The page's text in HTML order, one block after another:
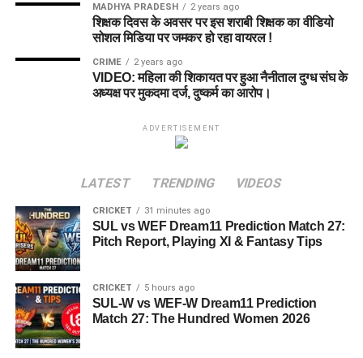
MADHYA PRADESH 2 years ago
शिक्षक दिवस के अवसर पर इस शराबी शिक्षक का वीडियो
सोशल मिडिया पर जमकर हो रहा वायरल !
CRIME 2 years ago
VIDEO: महिला की शिकायत पर हुआ नैनीताल दुग्ध संघ के
अध्यक्ष पर मुकदमा दर्ज, दुष्कर्म का आरोप।
ADVERTISEMENT
LATEST TRENDING VIDEOS
CRICKET 31 minutes ago
SUL vs WEF Dream11 Prediction Match 27:
Pitch Report, Playing XI & Fantasy Tips
CRICKET 5 hours ago
SUL-W vs WEF-W Dream11 Prediction
Match 27: The Hundred Women 2026